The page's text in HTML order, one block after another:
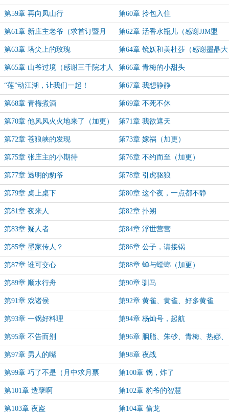
第59章 再向凤山行 第60章 拎包入住
第61章 新庄主老爷（求首订暨月
票）
第62章 活香水瓶儿（感谢JJM盟
主）
第63章 塔尖上的玫瑰 第64章 镜妖和美杜莎（感谢墨晶大
领主盟主））
第65章 山爷过境（感谢三千院才人
酱盟主）
第66章 青梅的小甜头
“莲”动江湖，让我们一起！ 第67章 我想静静
第68章 青梅煮酒 第69章 不死不休
第70章 他风风火火地来了（加更） 第71章 我欲遮天
第72章 苍狼峡的发现 第73章 嫁祸（加更）
第75章 张庄主的小期待 第76章 不约而至（加更）
第77章 透明的豹爷 第78章 引虎驱狼
第79章 桌上桌下 第80章 这个夜，一点都不静
第81章 夜来人 第82章 扑朔
第83章 疑人者 第84章 浮世营营
第85章 墨家传人？ 第86章 公子，请接锅
第87章 谁可交心 第88章 蝉与螳螂（加更）
第89章 顺水行舟 第90章 驯马
第91章 戏诸侯 第92章 黄雀、黄雀、好多黄雀
第93章 一锅好料理 第94章 杨灿号，起航
第95章 不告而别 第96章 胭脂、朱砂、青梅、热娜、
小乙、皮匠
第97章 男人的嘴 第98章 夜战
第99章 巧了不是（月中求月票
啊！）
第100章 锅，炸了
第101章 造孽啊 第102章 豹爷的智慧
第103章 夜盗 第104章 偷龙